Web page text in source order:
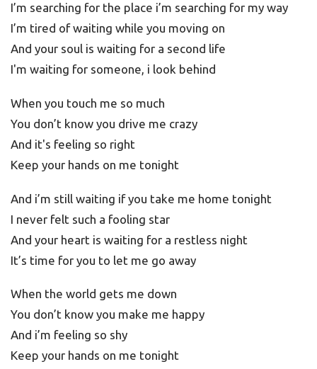
I’m searching for the place i’m searching for my way
I’m tired of waiting while you moving on
And your soul is waiting for a second life
I'm waiting for someone, i look behind
When you touch me so much
You don’t know you drive me crazy
And it's feeling so right
Keep your hands on me tonight
And i’m still waiting if you take me home tonight
I never felt such a fooling star
And your heart is waiting for a restless night
It’s time for you to let me go away
When the world gets me down
You don’t know you make me happy
And i’m feeling so shy
Keep your hands on me tonight